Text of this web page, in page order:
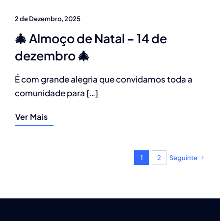
2 de Dezembro, 2025
🎄 Almoço de Natal – 14 de
dezembro 🎄
É com grande alegria que convidamos toda a
comunidade para […]
Ver Mais
1 2 Seguinte